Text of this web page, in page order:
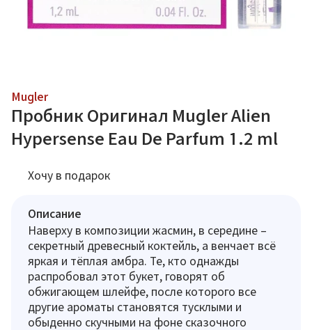
Mugler
Пробник Оригинал Mugler Alien
Hypersense Eau De Parfum 1.2 ml
Хочу в подарок
Описание
Наверху в композиции жасмин, в середине –
секретный древесный коктейль, а венчает всё
яркая и тёплая амбра. Те, кто однажды
распробовал этот букет, говорят об
обжигающем шлейфе, после которого все
другие ароматы становятся тусклыми и
обыденно скучными на фоне сказочного